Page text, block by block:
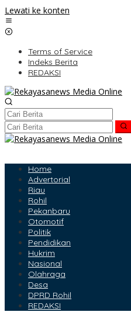
Lewati ke konten
Terms of Service
Indeks Berita
REDAKSI
Home
Advertorial
Riau
Rohil
Pekanbaru
Otomotif
Politik
Pendidikan
Hukrim
Nasional
Olahraga
Desa
DPRD Rohil
REDAKSI